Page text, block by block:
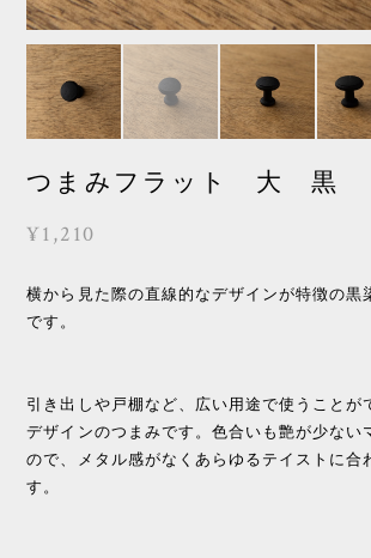
つまみフラット 大 黒
¥1,210
横から見た際の直線的なデザインが特徴の黒
です。
引き出しや戸棚など、広い用途で使うことが
デザインのつまみです。色合いも艶が少ない
ので、メタル感がなくあらゆるテイストに合
す。